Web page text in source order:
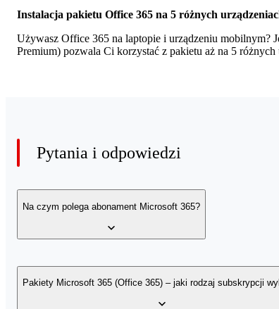
Instalacja pakietu Office 365 na 5 różnych
Używasz Office 365 na laptopie i urządzeniu mobilnym?
Premium) pozwala Ci korzystać z pakietu aż na 5
Pytania i odpowiedzi
Na czym polega abonament Microsoft 365?
Wybierając Microsoft 365 w abonamencie, zyskujesz
możesz dokupić licencje.Zmniejszenie liczby licencji
Pakiety Microsoft 365 (Office 365) – jaki rodzaj subskrypcji